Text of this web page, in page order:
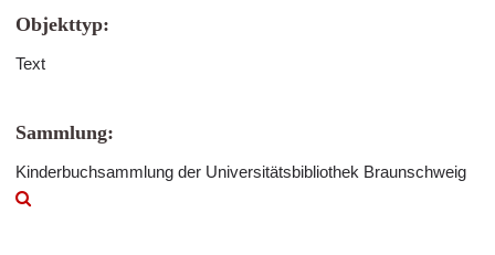
Objekttyp:
Text
Sammlung:
Kinderbuchsammlung der Universitätsbibliothek Braunschweig